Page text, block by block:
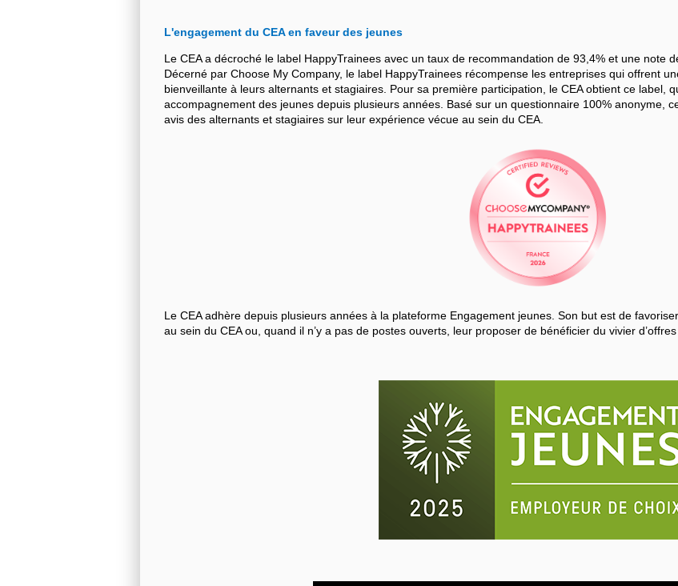
L'engagement du CEA en faveur des jeunes
Le CEA a décroché le label HappyTrainees avec un taux de recommandation de 93,4% et une note
Décerné par Choose My Company, le label HappyTrainees récompense les entreprises qui offrent
bienveillante à leurs alternants et stagiaires. Pour sa première participation, le CEA obtient ce label,
accompagnement des jeunes depuis plusieurs années. Basé sur un questionnaire 100% anonyme,
avis des alternants et stagiaires sur leur expérience vécue au sein du CEA.
Le CEA adhère depuis plusieurs années à la plateforme Engagement jeunes. Son but est de
au sein du CEA ou, quand il n’y a pas de postes ouverts, leur proposer de bénéficier du vivier